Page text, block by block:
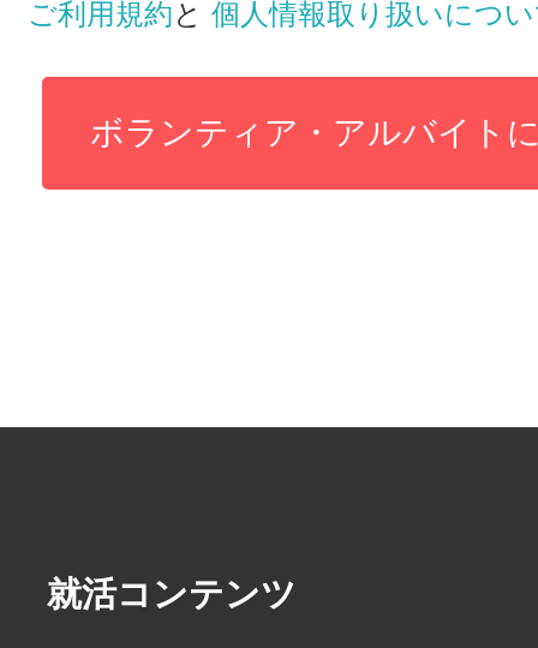
ご利用規約と 個人情報取り扱いにつ
就活コンテンツ